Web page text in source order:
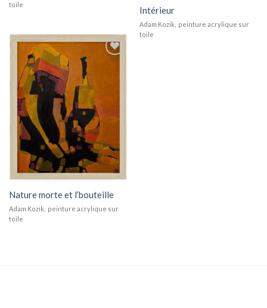
toile
Intérieur
Adam Kozik, peinture acrylique sur
toile
Nature morte et l’bouteille
Adam Kozik, peinture acrylique sur
toile